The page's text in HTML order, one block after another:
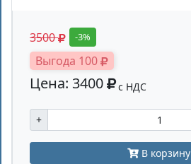
3500 -3%
Выгода 100
Цена: 3400 с НДС
+
В корзину